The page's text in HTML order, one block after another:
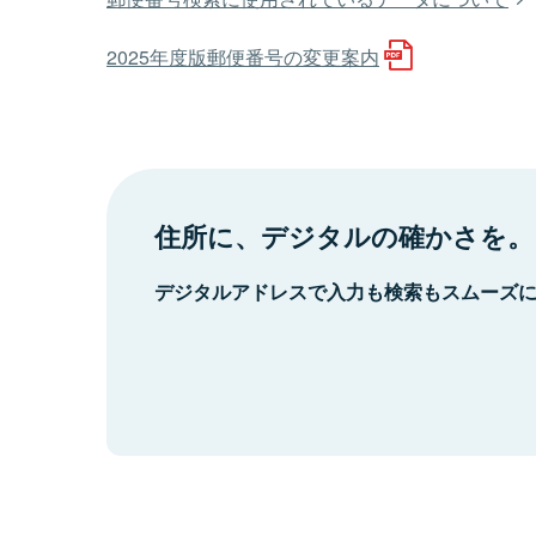
2025年度版郵便番号の変更案内
住所に、デジタルの確かさを。
デジタルアドレスで入力も検索もスムーズ